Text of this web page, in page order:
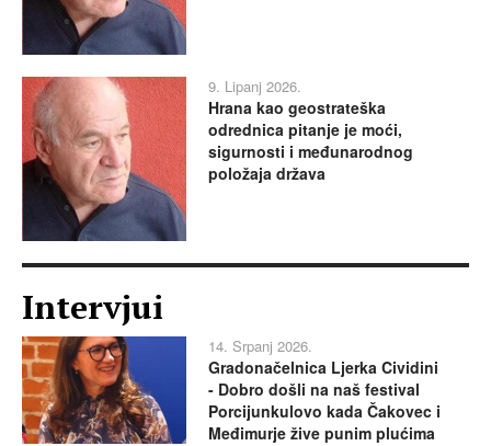
9. Lipanj 2026.
Hrana kao geostrateška
odrednica pitanje je moći,
sigurnosti i međunarodnog
položaja država
Intervjui
14. Srpanj 2026.
Gradonačelnica Ljerka Cividini
- Dobro došli na naš festival
Porcijunkulovo kada Čakovec i
Međimurje žive punim plućima